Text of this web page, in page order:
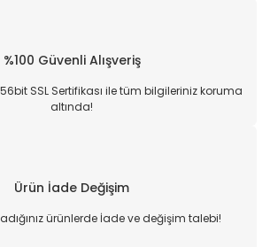
%100 Güvenli Alışveriş
SSL Sertifikası ile tüm bilgileriniz koruma
altında!
Ürün İade Değişim
ürünlerde İade ve değişim talebi!